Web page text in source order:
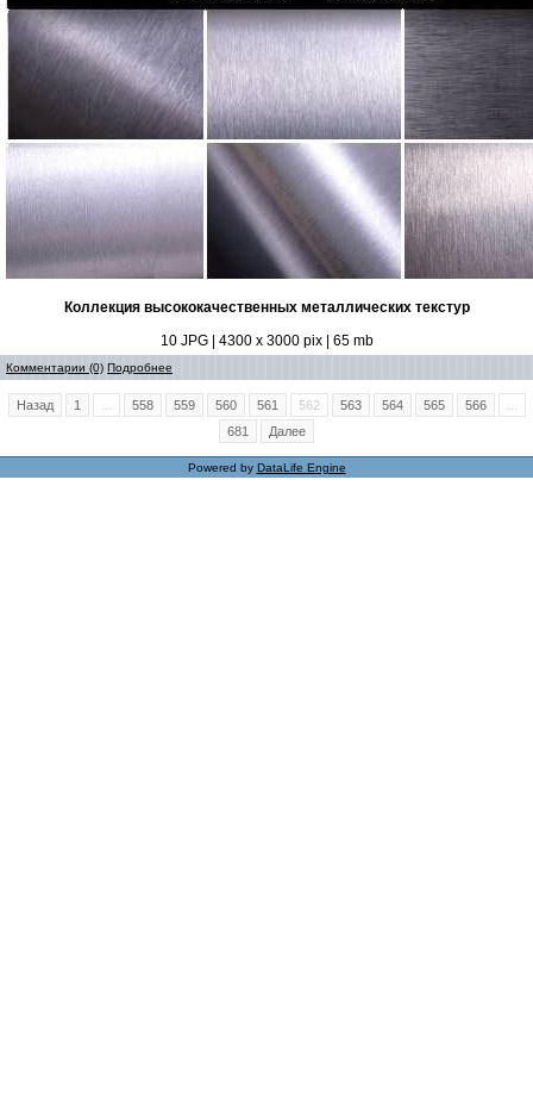
Коллекция высококачественных металлических текстур
10 JPG | 4300 x 3000 pix | 65 mb
Комментарии (0) Подробнее
Назад 1 558 559 560 561 562 563 564 565 566
681
Далее
Powered by DataLife Engine